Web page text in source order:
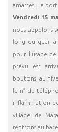
amarres. Le
Vendredi 15
nous appelons
long du quai,
pour l’usage
prévu est
boutons, au
le n° de
inflammation
village de
rentrons au